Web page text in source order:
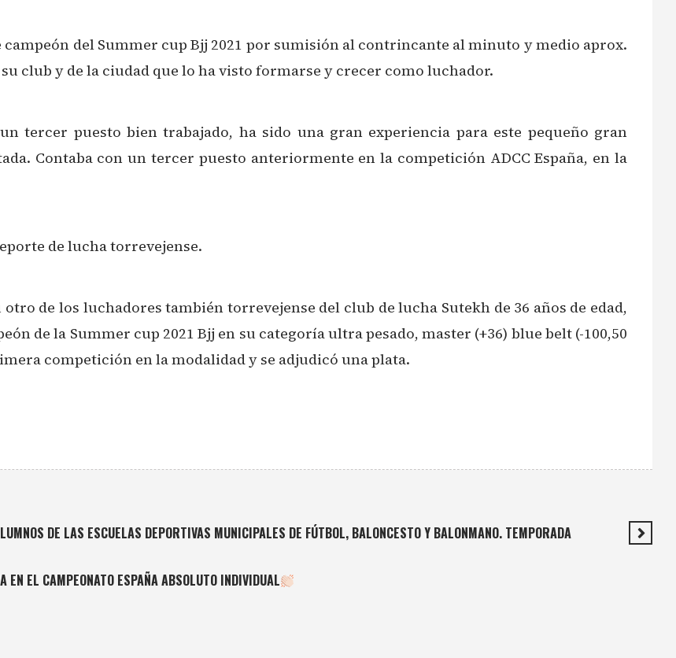
del Summer cup Bjj 2021 por sumisión al contrincante al minuto y medio aprox.
club y de la ciudad que lo ha visto formarse y crecer como luchador.
tercer puesto bien trabajado, ha sido una gran experiencia para este pequeño gran
Contaba con un tercer puesto anteriormente en la competición ADCC España, en la
de lucha torrevejense.
de los luchadores también torrevejense del club de lucha Sutekh de 36 años de edad,
de la Summer cup 2021 Bjj en su categoría ultra pesado, master (+36) blue belt (-100,50
competición en la modalidad y se adjudicó una plata.
DE LAS ESCUELAS DEPORTIVAS MUNICIPALES DE FÚTBOL, BALONCESTO Y BALONMANO. TEMPORADA
EN EL CAMPEONATO ESPAÑA ABSOLUTO INDIVIDUAL